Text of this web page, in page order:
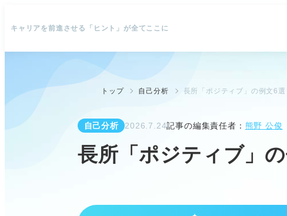
キャリアを前進させる「ヒント」が全てここに
トップ 自己分析 長所「ポジティブ」の例文6
自己分析 2026.7.24記事の編集責任者： 熊野 公俊
長所「ポジティブ」